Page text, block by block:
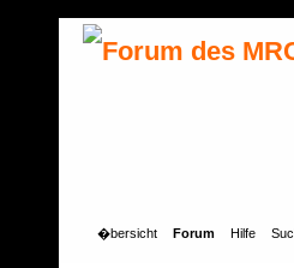
�bersicht Forum Hilfe